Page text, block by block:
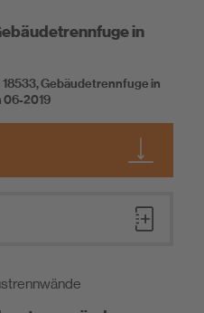
in
Gebäudetrennfuge in
06-2019